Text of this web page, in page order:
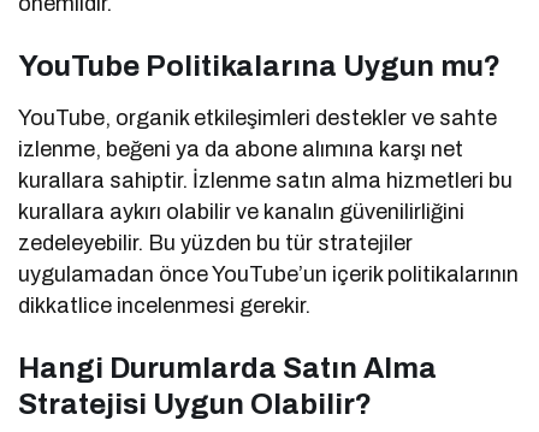
YouTube Politikalarına Uygun mu?
YouTube, organik etkileşimleri destekler ve sahte
izlenme, beğeni ya da abone alımına karşı net
kurallara sahiptir. İzlenme satın alma hizmetleri bu
kurallara aykırı olabilir ve kanalın güvenilirliğini
zedeleyebilir. Bu yüzden bu tür stratejiler
uygulamadan önce YouTube’un içerik politikalarının
dikkatlice incelenmesi gerekir.
Hangi Durumlarda Satın Alma
Stratejisi Uygun Olabilir?